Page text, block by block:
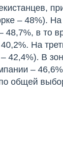
– 48%).
48,7%, в то
На
42,4%). В
–
общей